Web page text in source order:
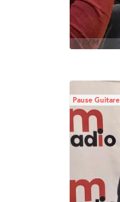
© CFM radio
Pause Guitare